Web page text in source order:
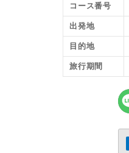
コース番号
出発地
目的地
旅行期間